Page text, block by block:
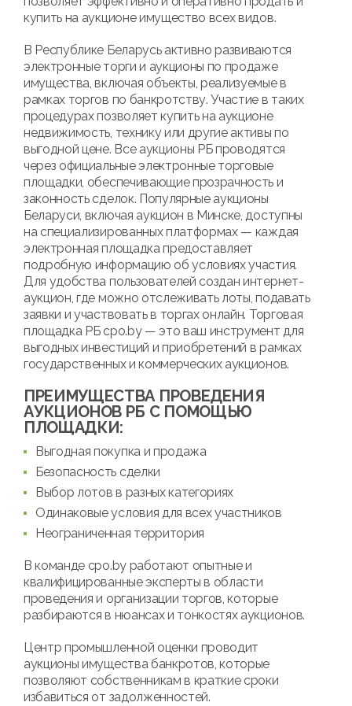
купить на аукционе имущество всех видов.
В Республике Беларусь активно развиваются
электронные торги и аукционы по продаже
имущества, включая объекты, реализуемые в
рамках торгов по банкротству. Участие в таких
процедурах позволяет купить на аукционе
недвижимость, технику или другие активы по
выгодной цене. Все аукционы РБ проводятся
через официальные электронные торговые
площадки, обеспечивающие прозрачность и
законность сделок. Популярные аукционы
Беларуси, включая аукцион в Минске, доступны
на специализированных платформах — каждая
электронная площадка предоставляет
подробную информацию об условиях участия.
Для удобства пользователей создан интернет-
аукцион, где можно отслеживать лоты, подавать
заявки и участвовать в торгах онлайн. Торговая
площадка РБ cpo.by — это ваш инструмент для
выгодных инвестиций и приобретений в рамках
государственных и коммерческих аукционов.
ПРЕИМУЩЕСТВА ПРОВЕДЕНИЯ
АУКЦИОНОВ РБ С ПОМОЩЬЮ
ПЛОЩАДКИ:
Выгодная покупка и продажа
Безопасность сделки
Выбор лотов в разных категориях
Одинаковые условия для всех участников
Неограниченная территория
В команде cpo.by работают опытные и
квалифицированные эксперты в области
проведения и организации торгов, которые
разбираются в нюансах и тонкостях аукционов.
Центр промышленной оценки проводит
аукционы имущества банкротов, которые
позволяют собственникам в краткие сроки
избавиться от задолженностей.